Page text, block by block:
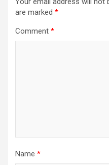
are marked *
Comment *
Name *